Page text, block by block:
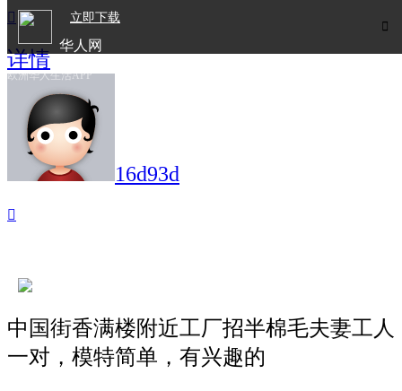

立即下载
华人网
欧洲华人生活APP

详情
16d93d

中国街香满楼附近工厂招半棉毛夫妻工人
一对，模特简单，有兴趣的